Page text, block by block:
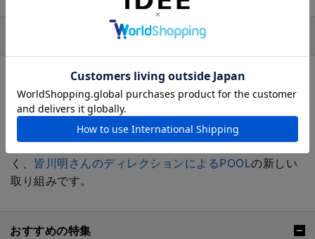
H& by POOL（ハンド バイ プール）
生産地や倉庫で行き場を無くした残反、残糸、端切れな
どを集め、クリエーションにより、これからの暮らしを
リファインするH& by POOL（ハンド バイ プール）
生産者とお客さまを繋ぎ、生産背景も丁寧に紡いでい
く、 皆川明さんのディレクションによるPOOLの新しい
取り組みです。
おすすめの特集